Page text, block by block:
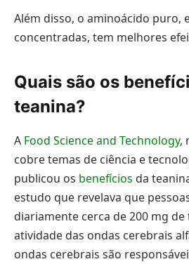
Além disso, o aminoácido puro,
concentradas, tem melhores
Quais são os
teanina?
A Food Science and Technology,
cobre temas de ciência e
publicou os benefícios da
estudo que revelava que
diariamente cerca de 200 mg
atividade das ondas cerebrais
ondas cerebrais são